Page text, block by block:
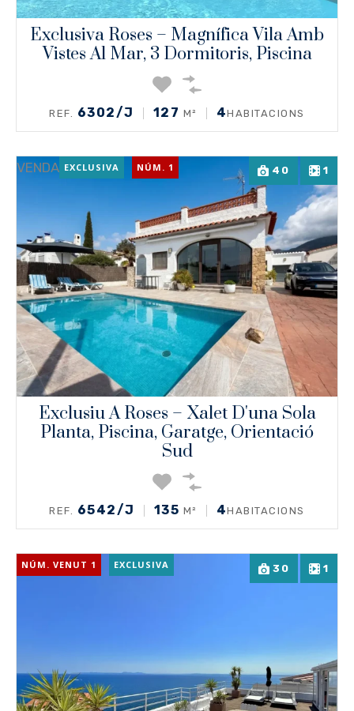
Exclusiva Roses – Magnífica Vila Amb
Vistes Al Mar, 3 Dormitoris, Piscina
REF. 6302/J 127 M² 4HABITACIONS
40 1
VENDA EXCLUSIVA NÚM. 1
Exclusiu A Roses – Xalet D'una Sola
Planta, Piscina, Garatge, Orientació
Sud
REF. 6542/J 135 M² 4HABITACIONS
30 1
NÚM. VENUT 1 EXCLUSIVA